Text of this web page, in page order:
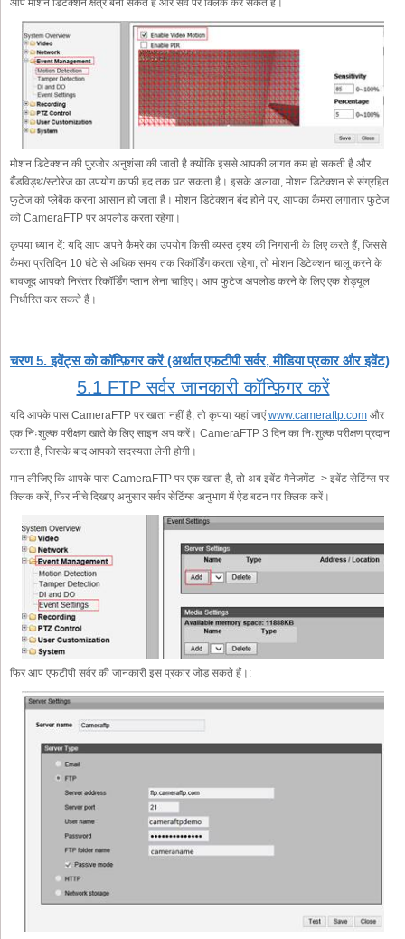
मोशन डिटेक्शन की पुरजोर अनुशंसा की जाती है क्योंकि इससे आपकी लागत कम हो सकती है और
बैंडविड्थ/स्टोरेज का उपयोग काफी हद तक घट सकता है। इसके अलावा, मोशन डिटेक्शन से संग्रहित
फुटेज को प्लेबैक करना आसान हो जाता है। मोशन डिटेक्शन बंद होने पर, आपका कैमरा लगातार फुटेज
को CameraFTP पर अपलोड करता रहेगा।
कृपया ध्यान दें: यदि आप अपने कैमरे का उपयोग किसी व्यस्त दृश्य की निगरानी के लिए करते हैं, जिससे
कैमरा प्रतिदिन 10 घंटे से अधिक समय तक रिकॉर्डिंग करता रहेगा, तो मोशन डिटेक्शन चालू करने के
बावजूद आपको निरंतर रिकॉर्डिंग प्लान लेना चाहिए। आप फुटेज अपलोड करने के लिए एक शेड्यूल
निर्धारित कर सकते हैं।
चरण 5. इवेंट्स को कॉन्फ़िगर करें (अर्थात एफटीपी सर्वर, मीडिया प्रकार और इवेंट)
5.1 FTP सर्वर जानकारी कॉन्फ़िगर करें
यदि आपके पास CameraFTP पर खाता नहीं है, तो कृपया यहां जाएंwww.cameraftp.com और
एक निःशुल्क परीक्षण खाते के लिए साइन अप करें। CameraFTP 3 दिन का निःशुल्क परीक्षण प्रदान
करता है, जिसके बाद आपको सदस्यता लेनी होगी।
मान लीजिए कि आपके पास CameraFTP पर एक खाता है, तो अब इवेंट मैनेजमेंट -> इवेंट सेटिंग्स पर
क्लिक करें, फिर नीचे दिखाए अनुसार सर्वर सेटिंग्स अनुभाग में ऐड बटन पर क्लिक करें।
फिर आप एफटीपी सर्वर की जानकारी इस प्रकार जोड़ सकते हैं।: